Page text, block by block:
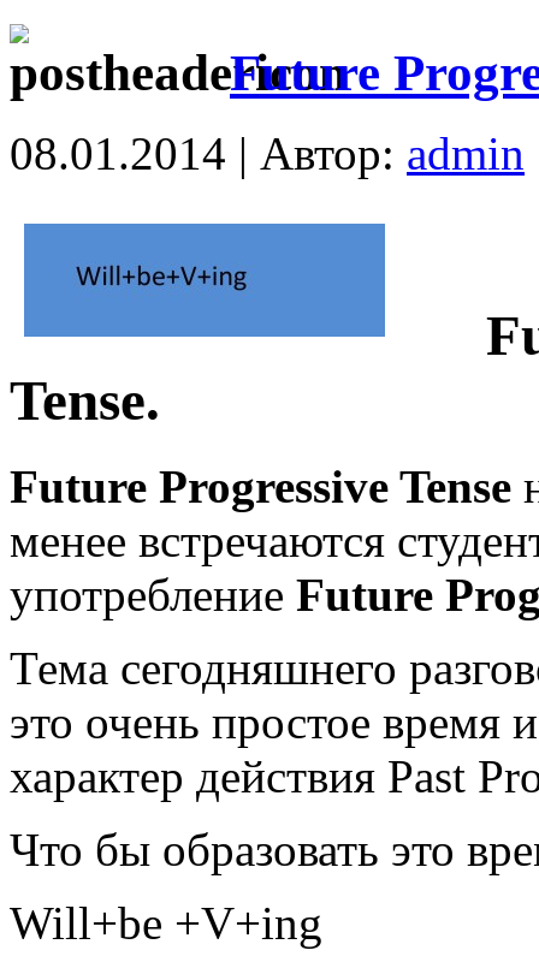
Future
08.01.2014 | Автор: admin
Tense.
Future Progressive Tense
менее встречаются
употребление Future
Тема сегодняшнего
это очень простое время
характер действия Past
Что бы образовать это
Will+be +V+ing